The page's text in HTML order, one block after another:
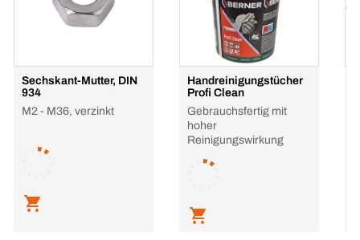
Sechskant-Mutter, DIN
934
M2 - M36, verzinkt
Handreinigungstücher
Profi Clean
Gebrauchsfertig mit
hoher
Reinigungswirkung